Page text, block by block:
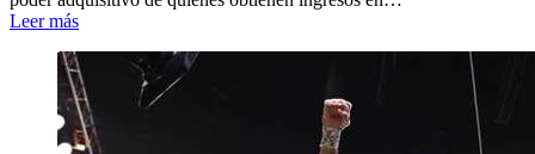
Leer más